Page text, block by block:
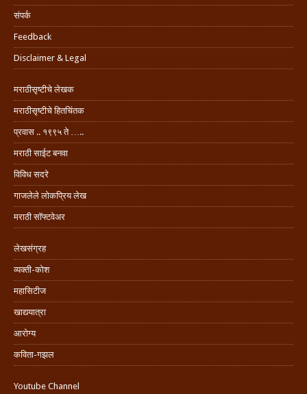
संपर्क
Feedback
Disclaimer & Legal
मराठीसृष्टीचे लेखक
मराठीसृष्टीचे हितचिंतक
प्रवास .. १९९५ ते …..
मराठी साईट बनवा
विविध सदरे
गाजलेले लोकप्रिय लेख
मराठी सॉफ्टवेअर
लेखसंग्रह
व्यक्ती-कोश
महासिटीज
खाद्ययात्रा
आरोग्य
कविता-गझल
Youtube Channel